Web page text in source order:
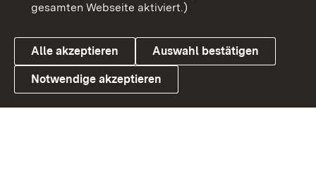
Link zum Landesportal
Datenschutz
Cookies
gesamten Webseite aktiviert.)
Alle akzeptieren Auswahl bestätigen
Notwendige akzeptieren